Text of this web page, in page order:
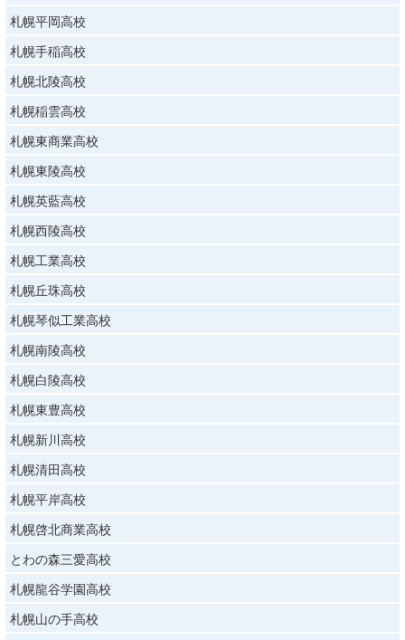
札幌平岡高校
札幌手稲高校
札幌北陵高校
札幌稲雲高校
札幌東商業高校
札幌東陵高校
札幌英藍高校
札幌西陵高校
札幌工業高校
札幌丘珠高校
札幌琴似工業高校
札幌南陵高校
札幌白陵高校
札幌東豊高校
札幌新川高校
札幌清田高校
札幌平岸高校
札幌啓北商業高校
とわの森三愛高校
札幌龍谷学園高校
札幌山の手高校